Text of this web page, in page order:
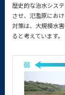
歴史的な治水シス
させ、氾濫原にお
対策は、大規模水
ると考えています。